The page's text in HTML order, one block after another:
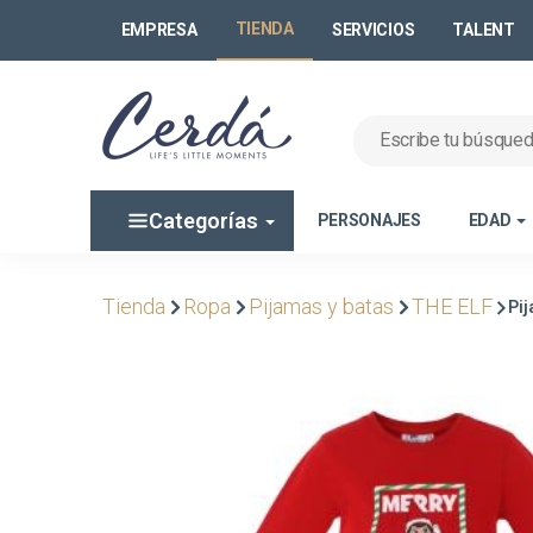
EMPRESA TIENDA SERVICIOS TALENT
Categorías PERSONAJES EDAD
Tienda Ropa Pijamas y batas THE ELF